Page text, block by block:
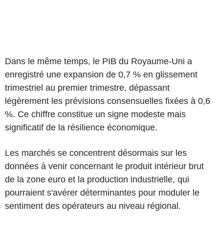
Dans le même temps, le PIB du Royaume-Uni a
enregistré une expansion de 0,7 % en glissement
trimestriel au premier trimestre, dépassant
légèrement les prévisions consensuelles fixées à 0,6
%. Ce chiffre constitue un signe modeste mais
significatif de la résilience économique.
Les marchés se concentrent désormais sur les
données à venir concernant le produit intérieur brut
de la zone euro et la production industrielle, qui
pourraient s'avérer déterminantes pour moduler le
sentiment des opérateurs au niveau régional.